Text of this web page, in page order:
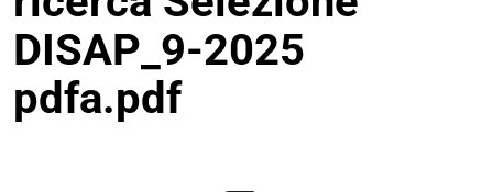
DISAP_9-2025
pdfa.pdf